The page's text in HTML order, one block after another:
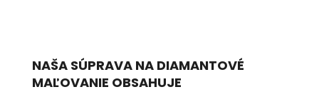
NAŠA SÚPRAVA NA DIAMANTOVÉ
MAĽOVANIE OBSAHUJE